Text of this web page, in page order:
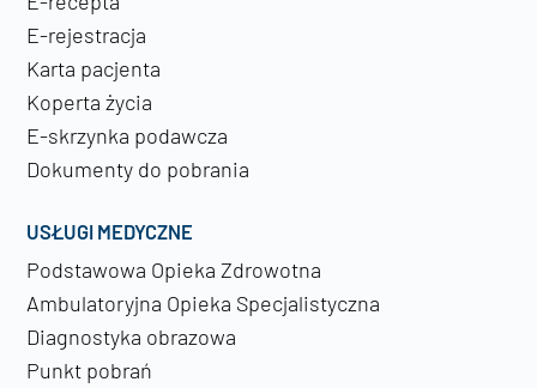
E-rejestracja
Karta pacjenta
Koperta życia
E-skrzynka podawcza
Dokumenty do pobrania
USŁUGI MEDYCZNE
Podstawowa Opieka Zdrowotna
Ambulatoryjna Opieka Specjalistyczna
Diagnostyka obrazowa
Punkt pobrań